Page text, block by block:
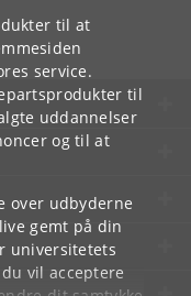
til at
service.
til
uddannelser
og til at
over udbyderne
gemt på din
universitetets
vil acceptere